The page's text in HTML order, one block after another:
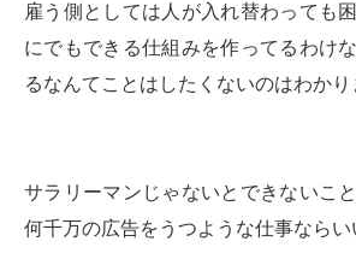
雇う側としては人が入れ替わっても
にでもできる仕組みを作ってるわけ
るなんてことはしたくないのはわかり
サラリーマンじゃないとできないこ
何千万の広告をうつような仕事ならい